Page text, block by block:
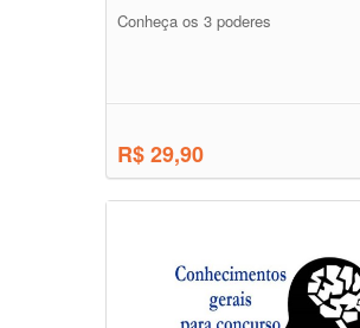
Conheça os 3 poderes
R$ 29,90